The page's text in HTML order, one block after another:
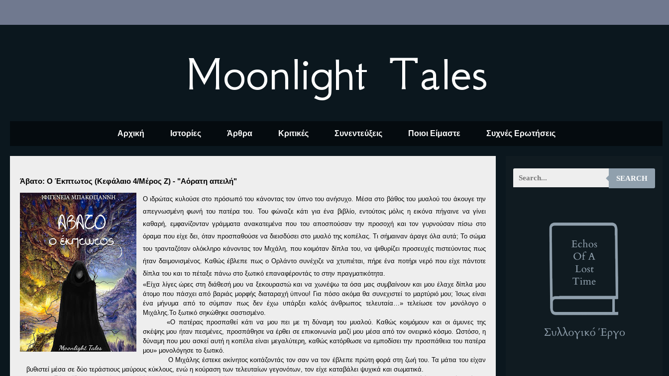
Moonlight Tales
Αρχική Ιστορίες Άρθρα Κριτικές Συνεντεύξεις Ποιοι Είμαστε Συχνές Ερωτήσεις
Άβατο: Ο Έκπτωτος (Κεφάλαιο 4/Μέρος Ζ) - "Αόρατη απειλή"
Ο ιδρώτας κυλούσε στο πρόσωπό του κάνοντας τον ύπνο του ανήσυχο. Μέσα στο βάθος του μυαλού του άκουγε την
απεγνωσμένη φωνή του πατέρα του. Του φώναζε κάτι για ένα βιβλίο, εντούτοις μόλις η εικόνα πήγαινε να γίνει
καθαρή, εμφανίζονταν γράμματα ανακατεμένα που του αποσπούσαν την προσοχή και τον γυρνούσαν πίσω στο
όραμα που είχε δει, όταν προσπαθούσε να διεισδύσει στο μυαλό της κοπέλας. Τι σήμαιναν άραγε όλα αυτά; Το σώμα
του τρανταζόταν ολόκληρο κάνοντας τον Μιχάλη, που κοιμόταν δίπλα του, να ψιθυρίζει προσευχές πιστεύοντας πως
ήταν δαιμονισμένος. Καθώς έβλεπε πως ο Ορλάντο συνέχιζε να χτυπιέται, πήρε ένα ποτήρι νερό που είχε πάντοτε
δίπλα του και το πέταξε πάνω στο ξωτικό επαναφέροντάς το στην πραγματικότητα.
«Είχα λίγες ώρες στη διάθεσή μου να ξεκουραστώ και να χωνέψω τα όσα μας συμβαίνουν και μου έλαχε δίπλα μου
άτομο που πάσχει από βαριάς μορφής διαταραχή ύπνου! Για πόσο ακόμα θα συνεχιστεί το μαρτύριό μου; Ίσως είναι
ένα μήνυμα από το σύμπαν πως δεν έχω υπάρξει καλός άνθρωπος τελευταία…» τελείωσε τον μονόλογο ο
Μιχάλης.To ξωτικό σηκώθηκε σαστισμένο.
«Ο πατέρας προσπαθεί κάτι να μου πει με τη δύναμη του μυαλού. Καθώς κοιμόμουν και οι άμυνες της
σκέψης μου ήταν πεσμένες, προσπάθησε να έρθει σε επικοινωνία μαζί μου μέσα από τον ονειρικό κόσμο. Ωστόσο, η
δύναμη που μου ασκεί αυτή η κοπέλα είναι μεγαλύτερη, καθώς κατόρθωσε να εμποδίσει την προσπάθεια του πατέρα
μου» μονολόγησε το ξωτικό.
Ο Μιχάλης έστεκε ακίνητος κοιτάζοντάς τον σαν να τον έβλεπε πρώτη φορά στη ζωή του. Τα μάτια του είχαν
βυθιστεί μέσα σε δύο τεράστιους μαύρους κύκλους, ενώ η κούραση των τελευταίων γεγονότων, τον είχε καταβάλει ψυχικά και σωματικά.
SEARCH